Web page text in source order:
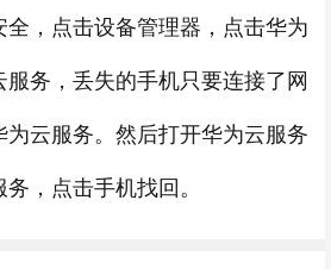
，点击设备管理器，点击华为
务，丢失的手机只要连接了网
云服务。然后打开华为云服务
，点击手机找回。